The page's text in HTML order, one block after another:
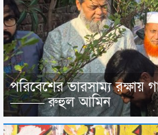
পরিবেশের ভারসাম্য রক্ষায়
——– রুহুল আমিন